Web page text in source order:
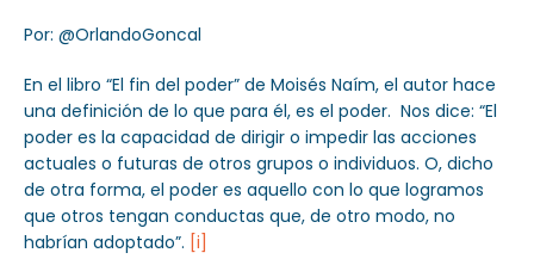
Por: @OrlandoGoncal
En el libro “El fin del poder” de Moisés Naím, el autor hace
una definición de lo que para él, es el poder. Nos dice: “El
poder es la capacidad de dirigir o impedir las acciones
actuales o futuras de otros grupos o individuos. O, dicho
de otra forma, el poder es aquello con lo que logramos
que otros tengan conductas que, de otro modo, no
habrían adoptado”. [i]